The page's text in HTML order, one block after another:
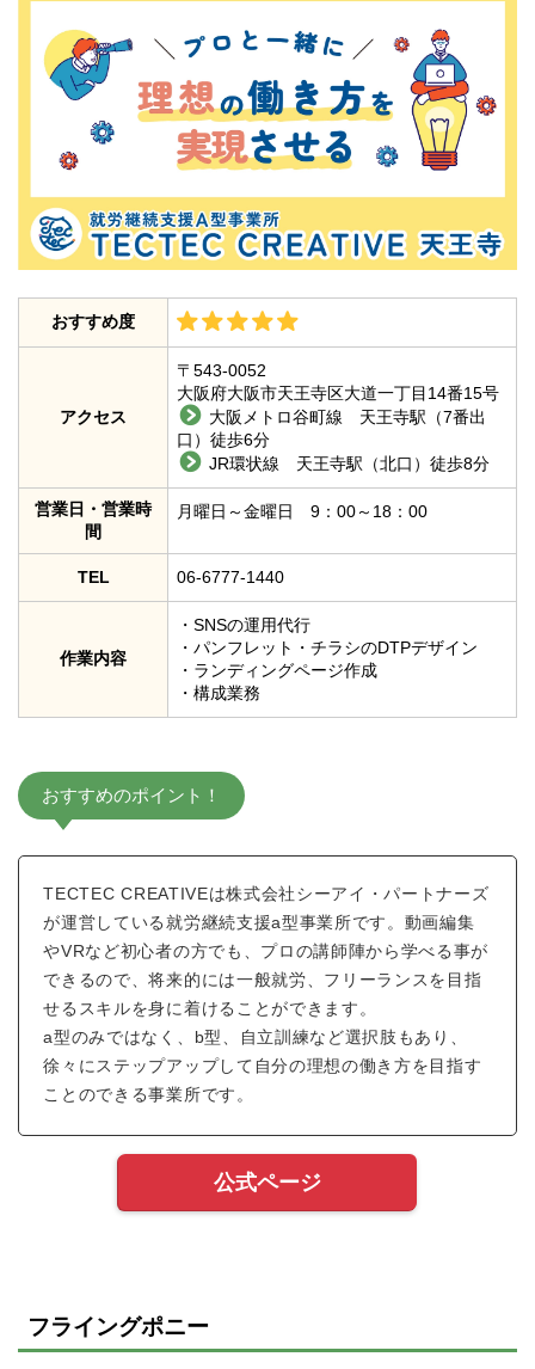
おすすめ度
アクセス
〒543-0052
大阪府大阪市天王寺区大道一丁目14番15号
大阪メトロ谷町線 天王寺駅（7番出
口）徒歩6分
JR環状線 天王寺駅（北口）徒歩8分
営業日・営業時
間
月曜日～金曜日 9：00～18：00
TEL 06-6777-1440
作業内容
・SNSの運用代行
・パンフレット・チラシのDTPデザイン
・ランディングページ作成
・構成業務
おすすめのポイント！
TECTEC CREATIVEは株式会社シーアイ・パートナーズ
が運営している就労継続支援a型事業所です。動画編集
やVRなど初心者の方でも、プロの講師陣から学べる事が
できるので、将来的には一般就労、フリーランスを目指
せるスキルを身に着けることができます。
a型のみではなく、b型、自立訓練など選択肢もあり、
徐々にステップアップして自分の理想の働き方を目指す
ことのできる事業所です。
公式ページ
フライングポニー